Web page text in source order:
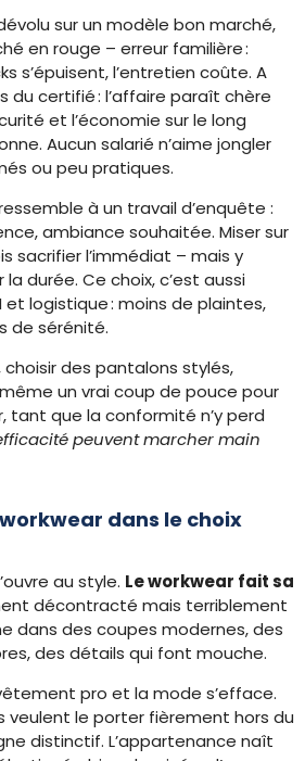
sur un modèle bon marché,
en rouge – erreur familière :
s’épuisent, l’entretien coûte. A
du certifié : l’affaire paraît chère
et l’économie sur le long
Aucun salarié n’aime jongler
ou peu pratiques.
à un travail d’enquête :
ambiance souhaitée. Miser sur
sacrifier l’immédiat – mais y
durée. Ce choix, c’est aussi
et logistique : moins de plaintes,
de sérénité.
des pantalons stylés,
un vrai coup de pouce pour
tant que la conformité n’y perd
peuvent marcher main
dans le choix
au style. Le workwear fait sa
décontracté mais terriblement
dans des coupes modernes, des
des détails qui font mouche.
pro et la mode s’efface.
veulent le porter fièrement hors du
distinctif. L’appartenance naît